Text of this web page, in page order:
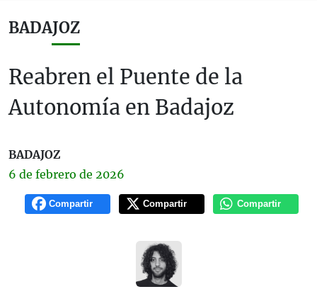
BADAJOZ
Reabren el Puente de la
Autonomía en Badajoz
BADAJOZ
6 de febrero de 2026
Compartir Compartir Compartir